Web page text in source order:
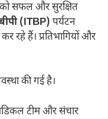
को सफल और सुरक्षित
(ITBP) पर्यटन
रहे हैं। प्रतिभागियों और
की गई है।
टीम और संचार